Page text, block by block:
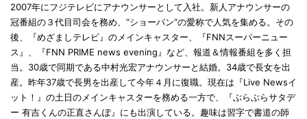
2007年にフジテレビにアナウンサーとして入社。新人アナウンサーの
冠番組の３代目司会を務め、“ショーパン”の愛称で人気を集める。その
後、『めざましテレビ』のメインキャスター、『FNNスーパーニュー
ス』、『FNN PRIME news evening』など、報道＆情報番組を多く担
当。30歳で同期である中村光宏アナウンサーと結婚。34歳で長女を出
産。昨年37歳で長男を出産して今年４月に復職。現在は『Live Newsイ
ット！』の土日のメインキャスターを務める一方で、『ぶらぶらサタデ
ー 有吉くんの正直さんぽ』にも出演している。趣味は習字で書道の師